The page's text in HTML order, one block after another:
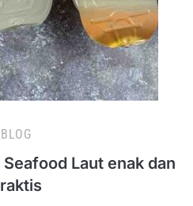
BLOG
Laut enak dan